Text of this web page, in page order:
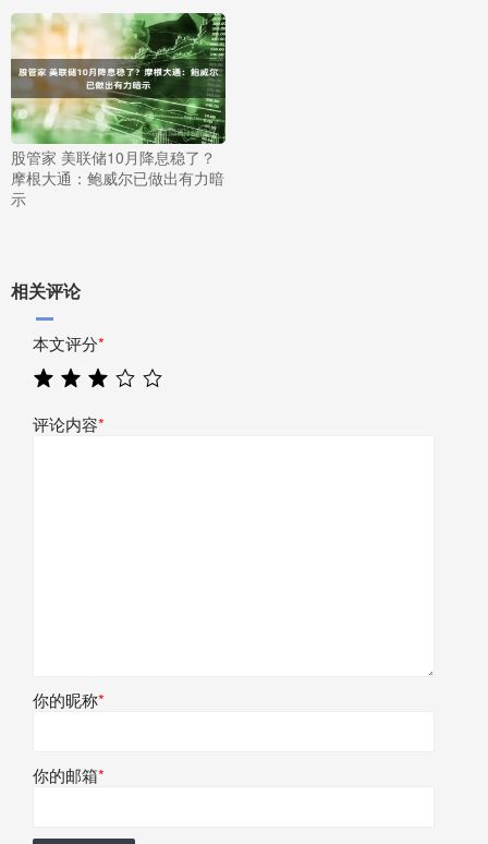
股管家 美联储10月降息稳了？
摩根大通：鲍威尔已做出有力暗
示
相关评论
本文评分*
评论内容*
你的昵称*
你的邮箱*